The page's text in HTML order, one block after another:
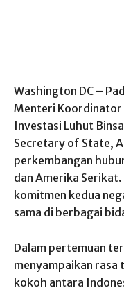
Washington DC –
Menteri Koordinator
Investasi Luhut
Secretary of State,
perkembangan
dan Amerika
komitmen kedua
sama di berbagai
Dalam pertemuan
menyampaikan rasa
kokoh antara